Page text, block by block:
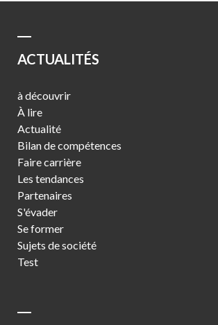
ACTUALITÉS
à découvrir
À lire
Actualité
Bilan de compétences
Faire carrière
Les tendances
Partenaires
S'évader
Se former
Sujets de société
Test